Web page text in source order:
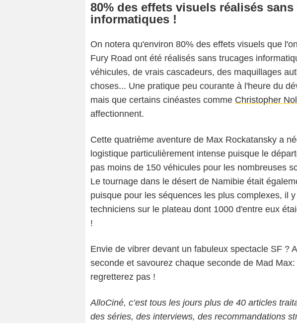
80% des effets visuels réalisés
informatiques !
On notera qu'environ 80% des effets visuels que
Fury Road ont été réalisés sans trucages
véhicules, de vrais cascadeurs, des maquillages
choses... Une pratique peu courante à l'heure du
mais que certains cinéastes comme Christopher
affectionnent.
Cette quatrième aventure de Max Rockatansky a
logistique particulièrement intense puisque le
pas moins de 150 véhicules pour les nombreuses
Le tournage dans le désert de Namibie était
puisque pour les séquences les plus complexes, il
techniciens sur le plateau dont 1000 d'entre eux
!
Envie de vibrer devant un fabuleux spectacle SF ?
seconde et savourez chaque seconde de Mad
regretterez pas !
AlloCiné, c’est tous les jours plus de 40 articles
des séries, des interviews, des recommandations